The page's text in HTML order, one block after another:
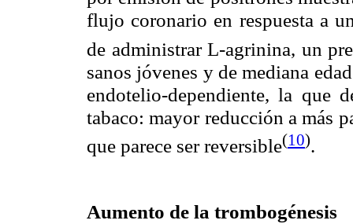
flujo coronario en respuesta a
de administrar L-agrinina, un
sanos jóvenes y de mediana
endotelio-dependiente, la que
tabaco: mayor reducción a más
que parece ser reversible(10).
Aumento de la trombogénesis